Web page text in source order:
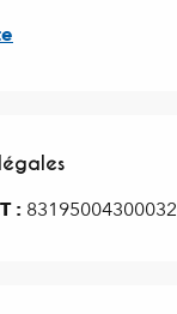
: 83195004300032